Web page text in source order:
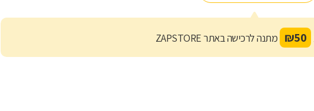
50
₪ מתנה לרכישה באתר ZAPSTORE